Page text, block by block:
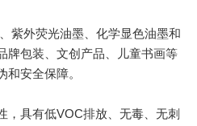
紫外荧光油墨、化学显色油墨和
牌包装、文创产品、儿童书画等
安全保障。
，具有低VOC排放、无毒、无刺